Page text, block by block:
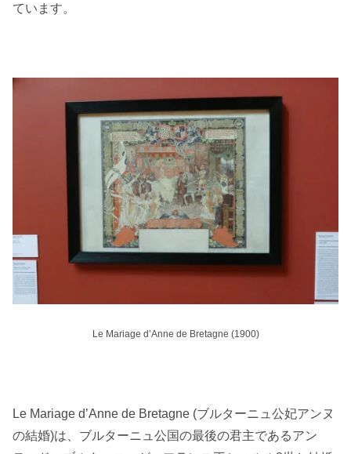
ています。
Le Mariage d’Anne de Bretagne (1900)
Le Mariage d’Anne de Bretagne (ブルターニュ公妃アンヌ
の結婚)は、ブルターニュ公国の最後の君主であるアン